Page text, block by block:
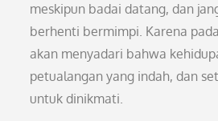
meskipun badai datang, dan
berhenti bermimpi. Karena
akan menyadari bahwa
petualangan yang indah, dan
untuk dinikmati.